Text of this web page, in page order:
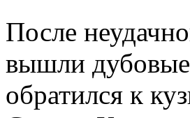
После
вышли дубовые
обратился к